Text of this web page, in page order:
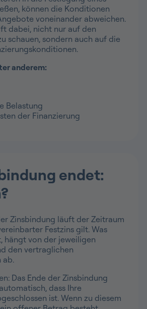
können die Konditionen
voneinander abweichen.
dabei, nicht nur auf den
schauen, sondern auch auf die
anderem:
Belastung
der Finanzierung
endet:
Zinsbindung läuft der Zeitraum
Festzins gilt. Was
hängt von der jeweiligen
den vertraglichen
ab.
Das Ende der Zinsbindung
dass Ihre
ist. Wenn zu diesem